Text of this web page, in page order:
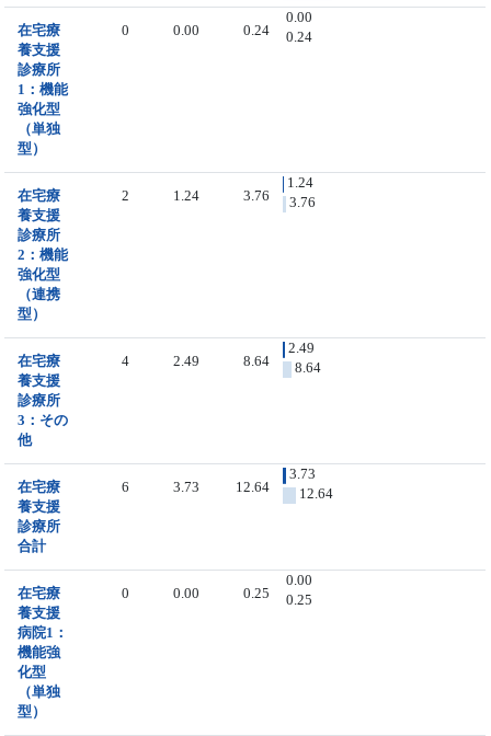
在宅療
養支援
診療所
1：機能
強化型
（単独
型）
0 0.00 0.24
0.00
0.24
在宅療
養支援
診療所
2：機能
強化型
（連携
型）
2 1.24 3.76
1.24
3.76
在宅療
養支援
診療所
3：その
他
4 2.49 8.64
2.49
8.64
在宅療
養支援
診療所
合計
6 3.73 12.64
3.73
12.64
在宅療
養支援
病院1：
機能強
化型
（単独
型）
0 0.00 0.25
0.00
0.25